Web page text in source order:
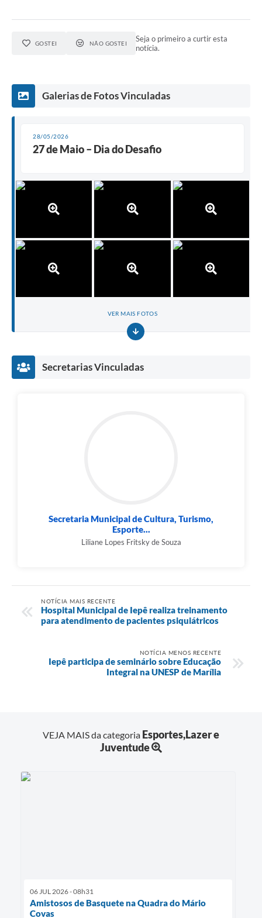
GOSTEI NÃO GOSTEI
Seja o primeiro a curtir esta
notícia.
Galerias de Fotos Vinculadas
28/05/2026
27 de Maio – Dia do Desafio
VER MAIS FOTOS
Secretarias Vinculadas
Secretaria Municipal de Cultura, Turismo,
Esporte...
Liliane Lopes Fritsky de Souza
NOTÍCIA MAIS RECENTE
Hospital Municipal de Iepê realiza treinamento
para atendimento de pacientes psiquiátricos
NOTÍCIA MENOS RECENTE
Iepê participa de seminário sobre Educação
Integral na UNESP de Marília
VEJA MAIS da categoria Esportes,Lazer e
Juventude
06 JUL 2026 - 08h31
Amistosos de Basquete na Quadra do Mário
Covas